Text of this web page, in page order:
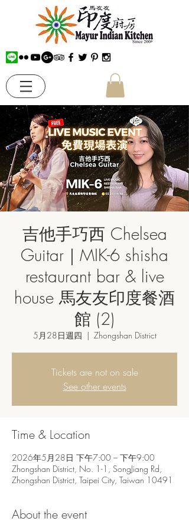
吉他手巧西 Chelsea
Guitar｜MIK-6 shisha
restaurant bar & live
house 馬友友印度餐酒
館 (2)
5月28日週四
  |
Zhongshan District
Tickets are not on sale
See other events
Time & Location
2026年5月28日 下午7:00 – 下午9:00
Zhongshan District, No. 1-1, SongJiang Rd,
Zhongshan District, Taipei City, Taiwan 10491
About the event